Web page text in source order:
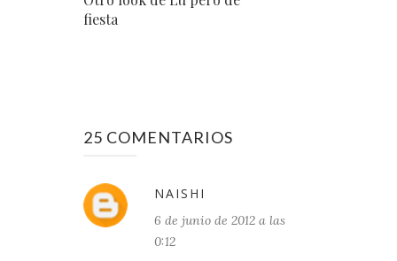
fiesta
25 COMENTARIOS
NAISHI
6 de junio de 2012 a las
0:12